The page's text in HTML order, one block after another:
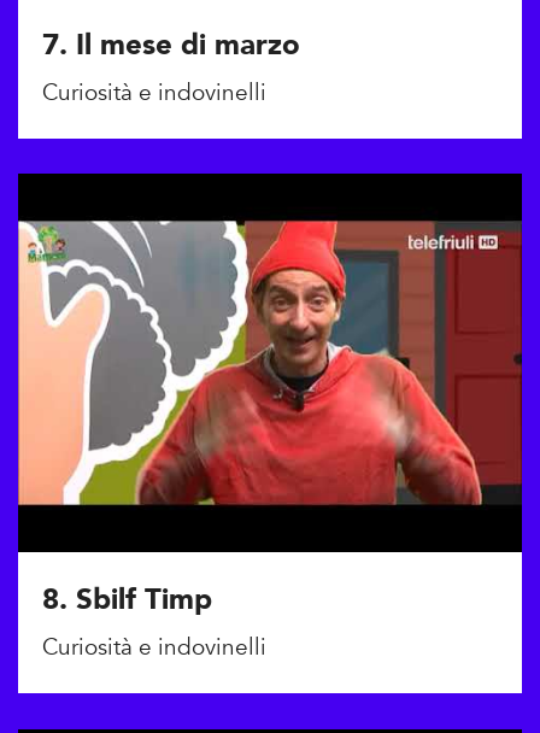
7. Il mese di marzo
Curiosità e indovinelli
8. Sbilf Timp
Curiosità e indovinelli